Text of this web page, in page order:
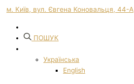
м. Київ, вул. Євгена Коновальця, 44-А
ПОШУК
Українська
English